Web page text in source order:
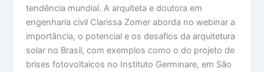
tendência mundial. A arquiteta e doutora em
engenharia civil Clarissa Zomer aborda no webinar a
importância, o potencial e os desafios da arquitetura
solar no Brasil, com exemplos como o do projeto de
brises fotovoltaicos no Instituto Germinare, em São